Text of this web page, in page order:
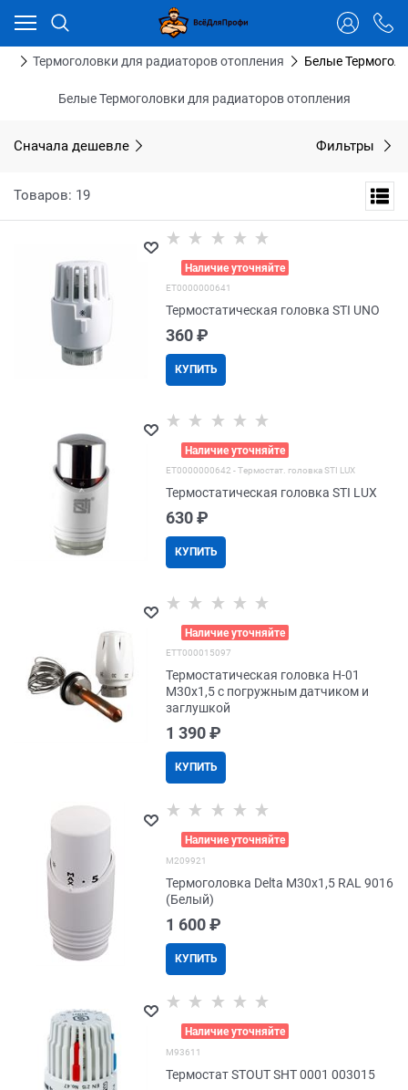
Термоголовки для радиаторов отопления Белые
Белые Термоголовки для радиаторов отопления
Сначала дешевле Фильтры
Товаров: 19
Наличие уточняйте
EТ0000000641
Термостатическая головка STI UNO
360 ₽
КУПИТЬ
Наличие уточняйте
EТ0000000642 - Термостат. головка STI LUX
Термостатическая головка STI LUX
630 ₽
КУПИТЬ
Наличие уточняйте
EТТ000015097
Термостатическая головка H-01
М30x1,5 с погружным датчиком и
заглушкой
1 390 ₽
КУПИТЬ
Наличие уточняйте
M209921
Термоголовка Delta M30x1,5 RAL 9016
(Белый)
1 600 ₽
КУПИТЬ
Наличие уточняйте
M93611
Термостат STOUT SHT 0001 003015
Ваш город - Тюмень,
угадали?
ДА НЕТ